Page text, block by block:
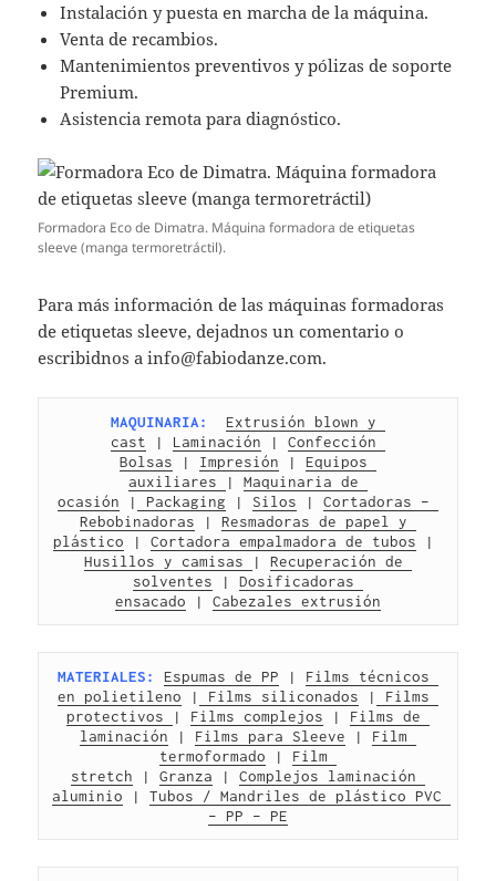
Instalación y puesta en marcha de la máquina.
Venta de recambios.
Mantenimientos preventivos y pólizas de soporte
Premium.
Asistencia remota para diagnóstico.
Formadora Eco de Dimatra. Máquina formadora de etiquetas
sleeve (manga termoretráctil).
Para más información de las máquinas formadoras
de etiquetas sleeve, dejadnos un comentario o
escribidnos a info@fabiodanze.com.
MAQUINARIA:
Extrusión blown y
cast | Laminación | Confección
Bolsas | Impresión | Equipos
auxiliares
| Maquinaria de
ocasión | Packaging | Silos | Cortadoras –
Rebobinadoras | Resmadoras de papel y
plástico | Cortadora empalmadora de tubos
Husillos y camisas
| Recuperación de
solventes | Dosificadoras
ensacado | Cabezales extrusión
MATERIALES: Espumas de PP | Films técnicos
en polietileno | Films siliconados |
Films
protectivos
| Films complejos | Films de
laminación | Films para Sleeve | Film
termoformado | Film
stretch | Granza | Complejos laminación
aluminio | Tubos / Mandriles de plástico PVC
– PP – PE